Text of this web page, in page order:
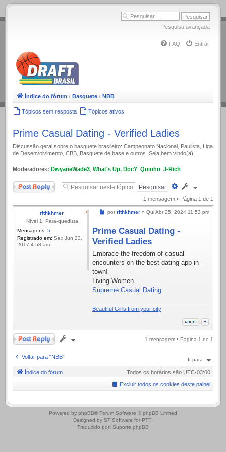
.
Pesquisa avançada
FAQ Entrar
Índice do fórum ‹ Basquete ‹ NBB
Tópicos sem resposta Tópicos ativos
Prime Сasual Dating - Verified Ladies
Discussão geral sobre o basquete brasileiro: Campeonato Nacional, Paulista, Liga
de Desenvolvimento, CBB, Basquete de base e outros. Seja bem vindo(a)!
Moderadores: DwyaneWade3 What's Up, Doc? Quinho J-Rich
Responder
Pesquisa
avançada
1 mensagem • Página 1 de 1
rithkhmer
Nível 1: Pára-quedista
Mensagens: 5
Registrado em: Sex Jun 23,
2017 4:58 am
Mensagem
por rithkhmer » Qui Abr 25, 2024 11:53 pm
Prime Сasual Dating -
Verified Ladies
Embrace the freedom of casual
encounters on the best dating app in
town!
Living Women
Supreme Сasual Dating
Beautiful Girls from your city
Responder 1 mensagem • Página 1 de 1
Voltar para “NBB” Ir para
Índice do fórum Todos os horários são UTC-03:00
Excluir todos os cookies deste painel
.
Powered by phpBB® Forum Software © phpBB Limited
Designed by ST Software for PTF.
Traduzido por: Suporte phpBB